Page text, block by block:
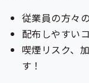
従業員の方々
配布しやすい
喫煙リスク、
す！